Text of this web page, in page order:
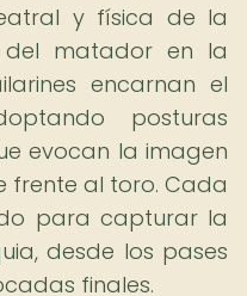
y física de la
matador en la
encarnan el
posturas
evocan la imagen
frente al toro. Cada
para capturar la
desde los pases
finales.